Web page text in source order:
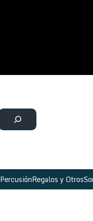
PercusiónRegalos y Otros